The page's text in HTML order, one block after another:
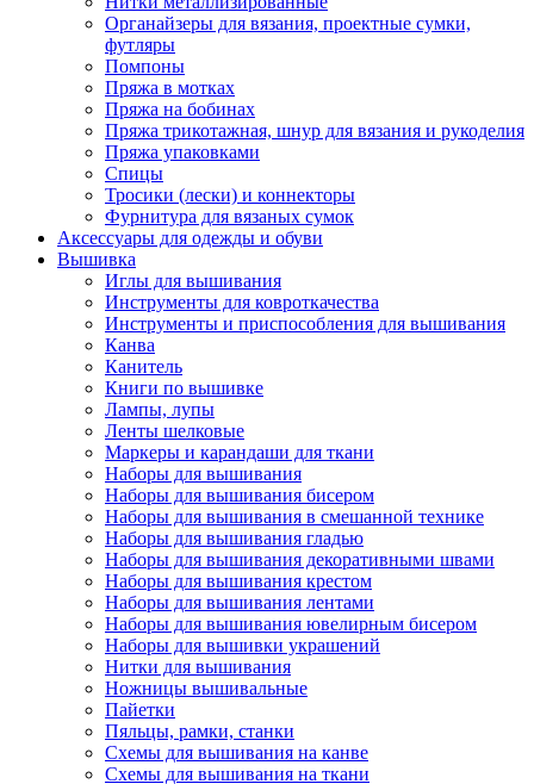
Органайзеры для вязания, проектные сумки,
футляры
Помпоны
Пряжа в мотках
Пряжа на бобинах
Пряжа трикотажная, шнур для вязания и рукоделия
Пряжа упаковками
Спицы
Тросики (лески) и коннекторы
Фурнитура для вязаных сумок
Аксессуары для одежды и обуви
Вышивка
Иглы для вышивания
Инструменты для ковроткачества
Инструменты и приспособления для вышивания
Канва
Канитель
Книги по вышивке
Лампы, лупы
Ленты шелковые
Маркеры и карандаши для ткани
Наборы для вышивания
Наборы для вышивания бисером
Наборы для вышивания в смешанной технике
Наборы для вышивания гладью
Наборы для вышивания декоративными швами
Наборы для вышивания крестом
Наборы для вышивания лентами
Наборы для вышивания ювелирным бисером
Наборы для вышивки украшений
Нитки для вышивания
Ножницы вышивальные
Пайетки
Пяльцы, рамки, станки
Схемы для вышивания на канве
Схемы для вышивания на ткани